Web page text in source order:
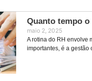
Quanto tempo
maio 2, 2025
A rotina do RH envolve
importantes, é a gestão